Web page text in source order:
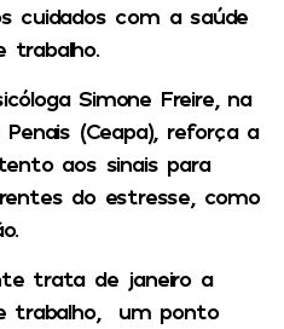
cuidados com a saúde
trabalho.
Simone Freire, na
(Ceapa), reforça a
aos sinais para
do estresse, como
trata de janeiro a
trabalho, um ponto